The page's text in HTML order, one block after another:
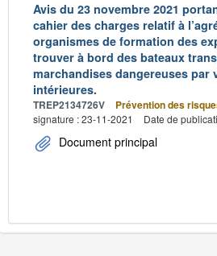
Avis du 23 novembre 2021
cahier des charges relatif à
organismes de formation des
trouver à bord des bateaux
marchandises dangereuses par
intérieures.
TREP2134726V Prévention des
signature : 23-11-2021
Date de
Document principal